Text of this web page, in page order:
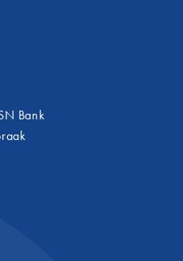
Bank